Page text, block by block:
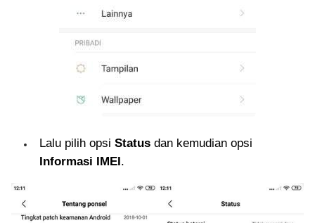
Lalu pilih opsi Status dan kemudian opsi
Informasi IMEI .